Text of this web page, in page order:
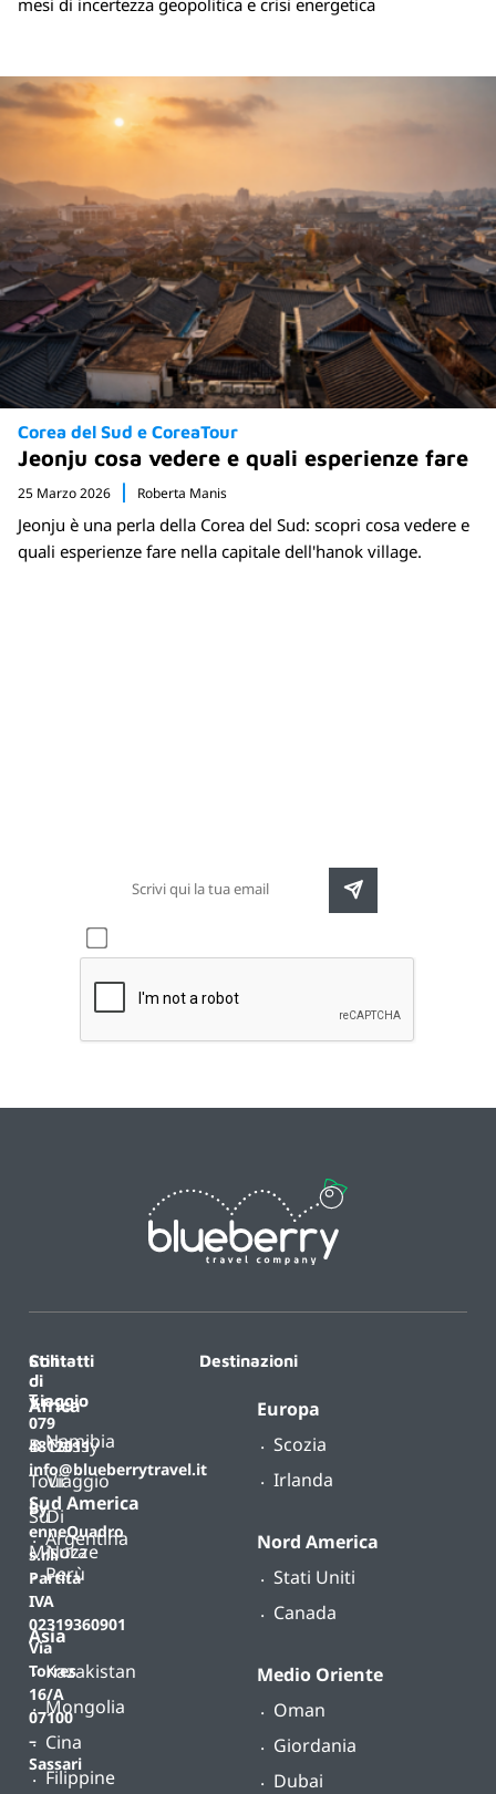
mesi di incertezza geopolitica e crisi energetica
Corea del Sud e CoreaTour
Jeonju cosa vedere e quali esperienze fare
25 Marzo 2026 Roberta Manis
Jeonju è una perla della Corea del Sud: scopri cosa vedere e
quali esperienze fare nella capitale dell'hanok village.
Contatti
T.
079
4812011
info@blueberrytravel.it
By
enneQuadro
s.r.l.
Partita
IVA
02319360901
Via
Torres
16/A
07100
–
Sassari
Destinazioni
Africa
Namibia
Sud America
Argentina
Perù
Asia
Kazakistan
Mongolia
Cina
Filippine
Europa
Scozia
Irlanda
Nord America
Stati Uniti
Canada
Medio Oriente
Oman
Giordania
Dubai
Stili
di
viaggio
B-
Tour
Su
Misura
Classy
Viaggio
Di
Nozze